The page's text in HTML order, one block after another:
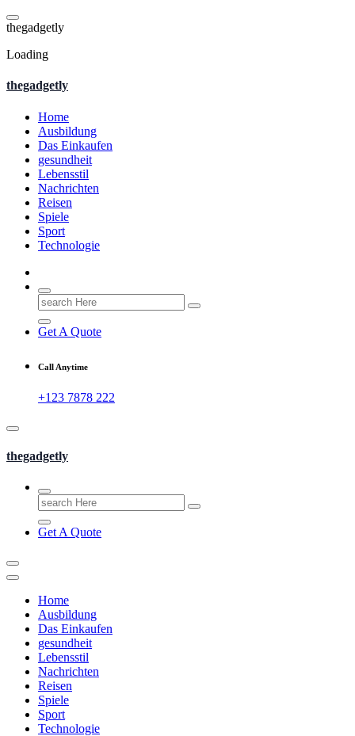
Skip
to
thegadgetly
Loading
thegadgetly
Home
Ausbildung
Das Einkaufen
gesundheit
Lebensstil
Nachrichten
Reisen
Spiele
Sport
Technologie
Search
for:
Get A Quote
Call Anytime
+123 7878 222
thegadgetly
Search
for:
Get A Quote
Home
Ausbildung
Das Einkaufen
gesundheit
Lebensstil
Nachrichten
Reisen
Spiele
Sport
Technologie